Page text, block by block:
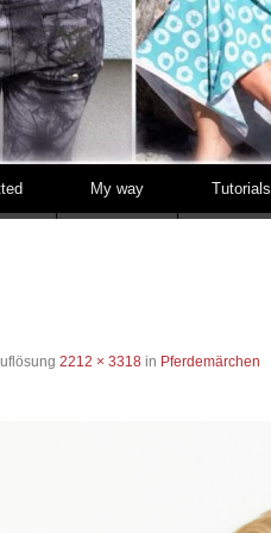
My way Tutorials
2212 × 3318 in Pferdemärchen